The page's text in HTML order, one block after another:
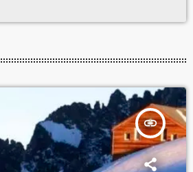
insert_link